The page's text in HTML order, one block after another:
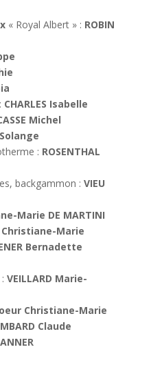
« Royal Albert » : ROBIN
CHARLES Isabelle
Michel
: ROSENTHAL
backgammon : VIEU
Marie DE MARTINI
Christiane-Marie
Bernadette
VEILLARD Marie-
Christiane-Marie
Claude